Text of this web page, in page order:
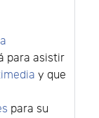
para asistir
y que
para su